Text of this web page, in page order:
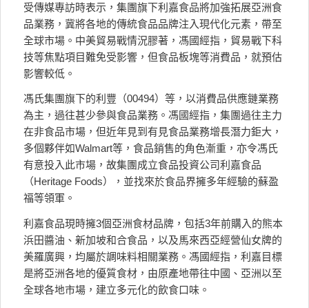
受傳媒專訪時表示，集團旗下利嘉食品將加強拓展亞洲食
品業務，冀將各地的傳統食品品牌注入現代化元素，帶至
全球市場。中美貿易戰情況膠著，馮國經指，貿易戰下科
技等焦點項目難免受影響，但食品板塊等消費品，就預估
影響較低。
馮氏集團旗下的利豐（00494）等，以消費品供應鏈業務
為主，過往甚少參與食品業務。馮國經指，集團過往主力
在非食品市場，但近年見到有見食品業務增長潛力鉅大，
多個夥伴如Walmart等，食品銷售的角色漸重，亦令馮氏
有意投入此市場，故集團成立食品投資公司利嘉食品
（Heritage Foods），並找來於食品界擁多年經驗的蘇盈
福等領軍。
利嘉食品現時擁3個亞洲食材品牌，包括3年前購入的熊本
浜田醬油、新加坡和合食品，以及馬來西亞經營仙女牌的
美羅廣興，均屬於調味料相關業務。馮國經指，利嘉目標
是將亞洲各地的優質食材，由原產地帶往中國、亞洲以至
全球各地市場，建立多元化的飲食口味。